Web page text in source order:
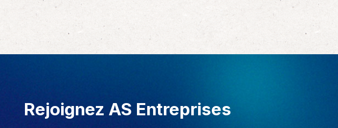
Rejoignez AS Entreprises